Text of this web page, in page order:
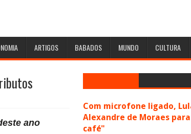
ARTIGOS BABADOS MUNDO CULTURA
ano
Com microfone ligado,
Alexandre de Moraes
café"